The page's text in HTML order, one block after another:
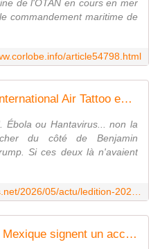
de l'OTAN en cours en mer
commandement maritime de
article54798.html
L'édition 2026 du Royal International Air Tattoo est annulée ! - avionslegendaires.net
Ébola ou Hantavirus... non la
du côté de Benjamin
Si ces deux là n'avaient
L'Union européenne et le Mexique signent un accord commercial réduisant leurs droits de douane réciproques